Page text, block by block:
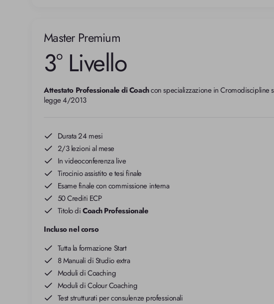
Master Premium
3° Livello
Attestato Professionale di Coach con specializzazione in Cromodiscipline
legge 4/2013
Durata 24 mesi
2/3 lezioni al mese
In videoconferenza live
Tirocinio assistito e tesi finale
Esame finale con commissione interna
50 Crediti ECP
Titolo diCoach Professionale
Incluso nel corso
Tutta la formazione Start
8 Manuali di Studio extra
Moduli di Coaching
Moduli di Colour Coaching
Test strutturati per consulenze professionali